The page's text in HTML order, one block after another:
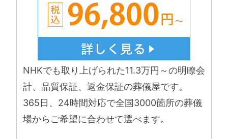
NHKでも取り上げられた11.3万円～の明瞭会
計、品質保証、返金保証の葬儀屋です。
365日、24時間対応で全国3000箇所の葬儀
場からご希望に合わせて選べます。